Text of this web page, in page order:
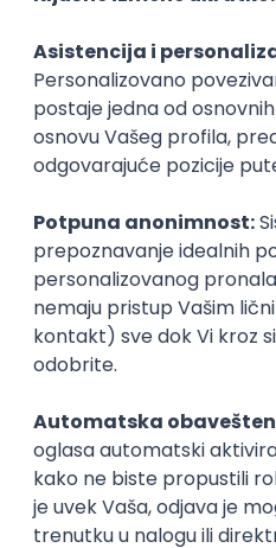
Front End Engineer
Growth Leads
Remote
05.09.2026.
PHP JavaScript CSS
Software Engineer /
SPACE44
Remote
18.08.2026.
PHP MySQL
Azure
DevOps Golang
Kubernetes
Senior